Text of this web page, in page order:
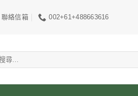
聯絡信箱 002+61+488663616